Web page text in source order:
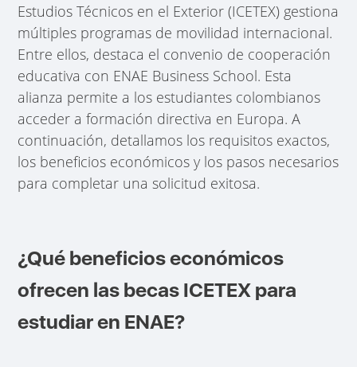
Estudios Técnicos en el Exterior (ICETEX) gestiona
múltiples programas de movilidad internacional.
Entre ellos, destaca el convenio de cooperación
educativa con ENAE Business School. Esta
alianza permite a los estudiantes colombianos
acceder a formación directiva en Europa. A
continuación, detallamos los requisitos exactos,
los beneficios económicos y los pasos necesarios
para completar una solicitud exitosa.
¿Qué beneficios económicos
ofrecen las becas ICETEX para
estudiar en ENAE?